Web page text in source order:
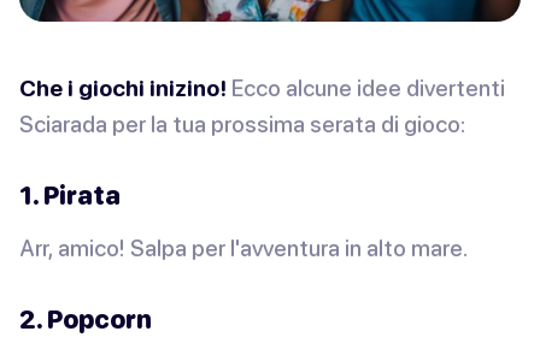
Che i giochi inizino! Ecco alcune idee divertenti
Sciarada per la tua prossima serata di gioco:
1. Pirata
Arr, amico! Salpa per l'avventura in alto mare.
2. Popcorn